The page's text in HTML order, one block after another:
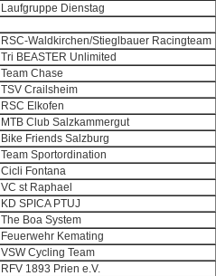
Laufgruppe Dienstag
RSC-Waldkirchen/Stieglbauer Racingteam
Tri BEASTER Unlimited
Team Chase
TSV Crailsheim
RSC Elkofen
MTB Club Salzkammergut
Bike Friends Salzburg
Team Sportordination
Cicli Fontana
VC st Raphael
KD SPICA PTUJ
The Boa System
Feuerwehr Kemating
VSW Cycling Team
RFV 1893 Prien e.V.